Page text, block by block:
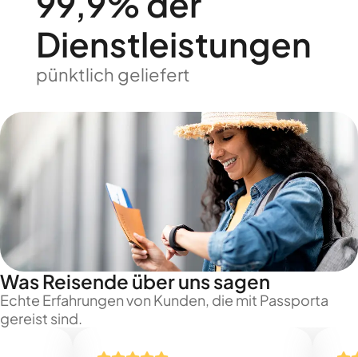
Dienstleistungen
pünktlich geliefert
Was Reisende über uns sagen
Echte Erfahrungen von Kunden, die mit Passporta
gereist sind.